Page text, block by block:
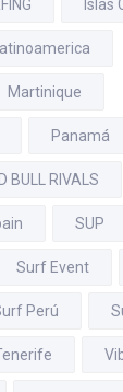
Islas
Latinoamerica
Martinique
Panamá
BULL RIVALS
SUP
Surf Event
Perú